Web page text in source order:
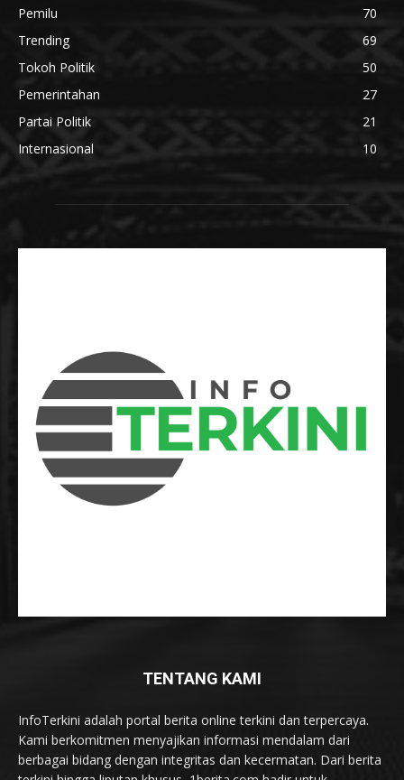
Pemilu
70
Trending
69
Tokoh Politik
50
Pemerintahan
27
Partai Politik
21
Internasional
10
TENTANG KAMI
InfoTerkini adalah portal berita online terkini dan terpercaya.
Kami berkomitmen menyajikan informasi mendalam dari
berbagai bidang dengan integritas dan kecermatan. Dari berita